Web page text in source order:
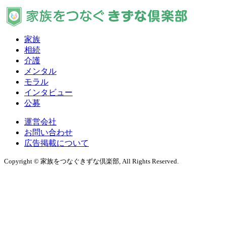
家族
相続
介護
メンタル
モラル
インタビュー
公募
運営会社
お問い合わせ
広告掲載について
Copyright © 家族をつなぐきずな倶楽部, All Rights Reserved.